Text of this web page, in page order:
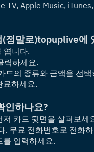
TV, Apple Music,
(정말로)topuplive에
엽니다.
릭하세요.
드의 종류와 금액을 선택
료하세요.
인하나요?
카드 뒷면을 살펴보
. 무료 전화번호로 전화
를 입력하세요.